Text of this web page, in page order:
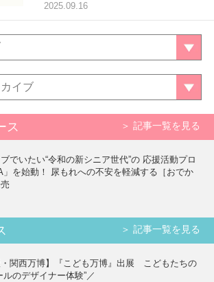
2025.09.16
イブ
ス ＞ 記事一覧を見る
でいたい“令和の新シニア世代”の 応援活動プロ
」を始動！ 尿もれへの不安を軽減する［おでか
＞ 記事一覧を見る
関西万博】『こども万博』出展 こどもたちの
のデザイナー体験”／